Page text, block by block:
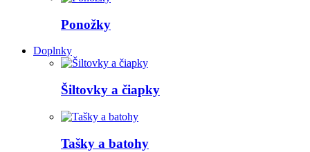
Ponožky
Doplnky
Šiltovky a čiapky
Tašky a batohy